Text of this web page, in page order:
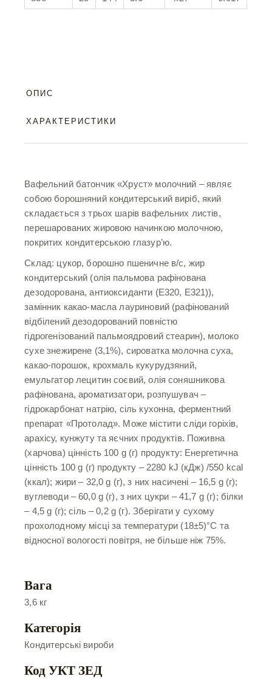
ОПИС
ХАРАКТЕРИСТИКИ
Вафельний батончик «Хруст» молочний – являє
собою борошняний кондитерський виріб, який
складається з трьох шарів вафельних листів,
перешарованих жировою начинкою молочною,
покритих кондитерською глазур’ю.
Склад: цукор, борошно пшеничне в/с, жир
кондитерський (олія пальмова рафінована
дезодорована, антиоксиданти (Е320, Е321)),
замінник какао-масла лауриновий (рафінований
відбілений дезодорований повністю
гідрогенізований пальмоядровий стеарин), молоко
сухе знежирене (3,1%), сироватка молочна суха,
какао-порошок, крохмаль кукурудзяний,
емульгатор лецитин соєвий, олія соняшникова
рафінована, ароматизатори, розпушувач –
гідрокарбонат натрію, сіль кухонна, ферментний
препарат «Протолад». Може містити сліди горіхів,
арахісу, кунжуту та яєчних продуктів. Поживна
(харчова) цінність 100 g (г) продукту: Енергетична
цінність 100 g (г) продукту – 2280 kJ (кДж) /550 kcal
(ккал); жири – 32,0 g (г), з них насичені – 16,5 g (г);
вуглеводи – 60,0 g (г), з них цукри – 41,7 g (г); білки
– 4,5 g (г); сіль – 0,2 g (г). Зберігати у сухому
прохолодному місці за температури (18±5)°С та
відносної вологості повітря, не більше ніж 75%.
Вага
3,6 кг
Категорія
Кондитерські вироби
Код УКТ ЗЕД